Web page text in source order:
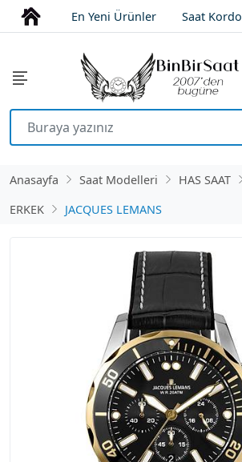
En Yeni Ürünler Saat
Anasayfa Saat Modelleri HAS SAAT
ERKEK
JACQUES LEMANS